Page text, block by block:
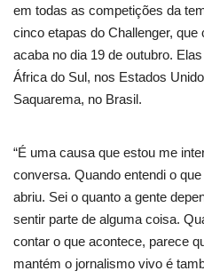
em todas as competições da
cinco etapas do Challenger,
acaba no dia 19 de outubro.
África do Sul, nos Estados
Saquarema, no Brasil.
“É uma causa que estou me
conversa. Quando entendi o
abriu. Sei o quanto a gente
sentir parte de alguma coisa.
contar o que acontece, parece
mantém o jornalismo vivo é